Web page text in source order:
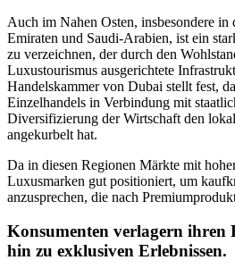
Auch im Nahen Osten, insbesondere in
Emiraten und Saudi-Arabien, ist ein
zu verzeichnen, der durch den
Luxustourismus ausgerichtete
Handelskammer von Dubai stellt fest,
Einzelhandels in Verbindung mit
Diversifizierung der Wirtschaft den
angekurbelt hat.
Da in diesen Regionen Märkte mit
Luxusmarken gut positioniert, um
anzusprechen, die nach
Konsumenten verlagern ihren
hin zu exklusiven Erlebnissen.